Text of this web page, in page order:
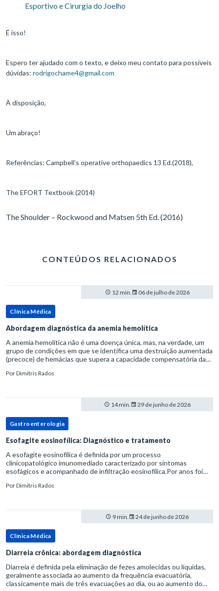
Esportivo e Cirurgia do Joelho
É isso!
Espero ter ajudado com o texto, e deixo meu contato para possíveis
dúvidas: rodrigochame4@gmail.com
À disposição,
Um abraço!
Referências: Campbell’s operative orthopaedics 13 Ed.(2018),
The EFORT Textbook (2014)
The Shoulder – Rockwood and Matsen 5th Ed. (2016)
CONTEÚDOS RELACIONADOS
12 min. 06 de julho de 2026
Clínica Médica
Abordagem diagnóstica da anemia hemolítica
A anemia hemolítica não é uma doença única, mas, na verdade, um
grupo de condições em que se identifica uma destruição aumentada
(precoce) de hemácias que supera a capacidade compensatória da
PorDimitris Rados
14 min. 29 de junho de 2026
Gastroenterologia
Esofagite eosinofílica: Diagnóstico e tratamento
A esofagite eosinofílica é definida por um processo
clinicopatológico imunomediado caracterizado por sintomas
esofágicos e acompanhado de infiltração eosinofílica.Por anos foi
refluxo gastr
PorDimitris Rados
9 min. 24 de junho de 2026
Clínica Médica
Diarreia crônica: abordagem diagnóstica
Diarreia é definida pela eliminação de fezes amolecidas ou líquidas,
geralmente associada ao aumento da frequência evacuatória,
classicamente mais de três evacuações ao dia, ou ao aumento do